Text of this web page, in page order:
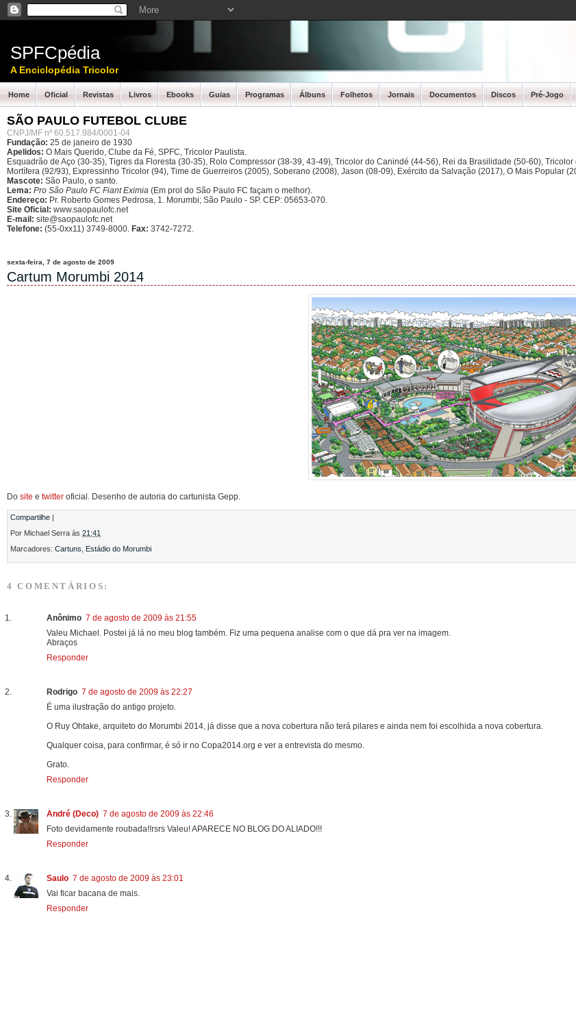
SPFCpédia
A Enciclopédia Tricolor
Home Oficial Revistas Livros Ebooks Guias Programas Álbuns Folhetos Jornais Documentos Discos Pré-Jogo
SÃO PAULO FUTEBOL CLUBE
CNPJ/MF nº 60.517.984/0001-04
Fundação: 25 de janeiro de 1930
Apelidos: O Mais Querido, Clube da Fé, SPFC, Tricolor Paulista.
Esquadrão de Aço (30-35), Tigres da Floresta (30-35), Rolo Compressor (38-39, 43-49), Tricolor do Canindé (44-56), Rei da Brasilidade (50-60),
Mortífera (92/93), Expressinho Tricolor (94), Time de Guerreiros (2005), Soberano (2008), Jason (08-09), Exército da Salvação (2017), O Mais Popular
Mascote: São Paulo, o santo.
Lema: Pro São Paulo FC Fiant Eximia (Em prol do São Paulo FC façam o melhor).
Endereço: Pr. Roberto Gomes Pedrosa, 1. Morumbi; São Paulo - SP. CEP: 05653-070.
Site Oficial: www.saopaulofc.net
E-mail: site@saopaulofc.net
Telefone: (55-0xx11) 3749-8000. Fax: 3742-7272.
sexta-feira, 7 de agosto de 2009
Cartum Morumbi 2014
Do site e twitter oficial. Desenho de autoria do cartunista Gepp.
Compartilhe |
Por Michael Serra às 21:41
Marcadores: Cartuns Estádio do Morumbi
4 COMENTÁRIOS:
Anônimo 7 de agosto de 2009 às 21:55
Valeu Michael. Postei já lá no meu blog também. Fiz uma pequena analise com o que dá pra ver na imagem.
Abraços
Responder
Rodrigo 7 de agosto de 2009 às 22:27
É uma ilustração do antigo projeto.
O Ruy Ohtake, arquiteto do Morumbi 2014, já disse que a nova cobertura não terá pilares e ainda nem foi escolhida a nova cobertura.
Qualquer coisa, para confirmar, é só ir no Copa2014.org e ver a entrevista do mesmo.
Grato.
Responder
André (Deco) 7 de agosto de 2009 às 22:46
Foto devidamente roubada!!rsrs Valeu! APARECE NO BLOG DO ALIADO!!!
Responder
Saulo 7 de agosto de 2009 às 23:01
Vai ficar bacana de mais.
Responder